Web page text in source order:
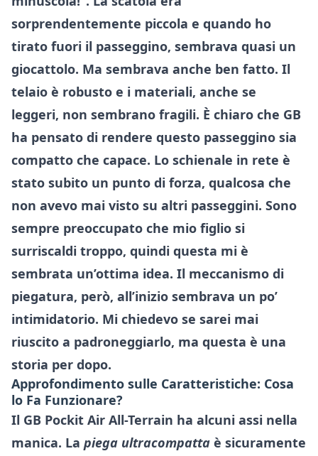
sorprendentemente piccola e quando ho
tirato fuori il passeggino, sembrava quasi un
giocattolo. Ma sembrava anche ben fatto. Il
telaio è robusto e i materiali, anche se
leggeri, non sembrano fragili. È chiaro che GB
ha pensato di rendere questo passeggino sia
compatto che capace. Lo schienale in rete è
stato subito un punto di forza, qualcosa che
non avevo mai visto su altri passeggini. Sono
sempre preoccupato che mio figlio si
surriscaldi troppo, quindi questa mi è
sembrata un’ottima idea. Il meccanismo di
piegatura, però, all’inizio sembrava un po’
intimidatorio. Mi chiedevo se sarei mai
riuscito a padroneggiarlo, ma questa è una
storia per dopo.
Approfondimento sulle Caratteristiche: Cosa
lo Fa Funzionare?
Il GB Pockit Air All-Terrain ha alcuni assi nella
manica. La piega ultracompatta è sicuramente